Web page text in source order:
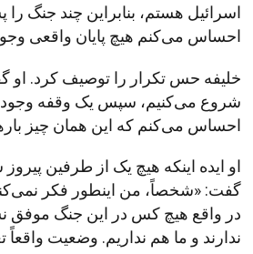
اسرائیل هستم، بنابراین چند جنگ
احساس می‌کنم هیچ پایان واقعی
خلیفه حس تکرار را توصیف کرد. او
شروع می‌کنیم، سپس یک وقفه وجود
احساس می‌کنم که این همان چیز
او ایده اینکه هیچ یک از طرفین پیروز
گفت: «شخصاً، من اینطور فکر
در واقع هیچ کس در این جنگ موفق
ندارند و ما هم نداریم. وضعیت واقعاً